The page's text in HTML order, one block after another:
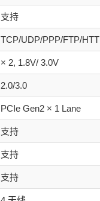
支持
TCP/UDP/PPP/FTP/
× 2, 1.8V/ 3.0V
2.0/3.0
PCIe Gen2 × 1 Lane
支持
支持
支持